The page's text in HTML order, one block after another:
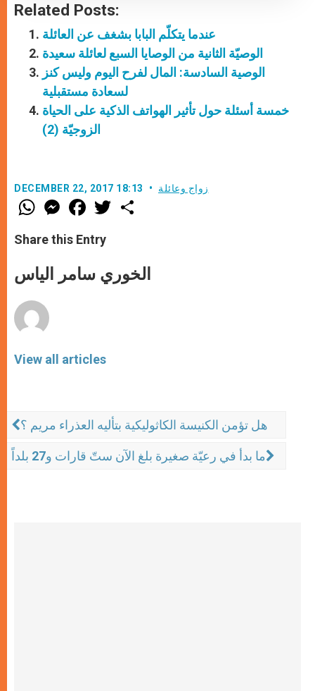
Related Posts:
عندما يتكلّم البابا بشغف عن العائلة
الوصيّة الثانية من الوصايا السبع لعائلة سعيدة
الوصية السادسة: المال لفرح اليوم وليس كنز
لسعادة مستقبلية
خمسة أسئلة حول تأثير الهواتف الذكية على الحياة
الزوجيّة (2)
DECEMBER 22, 2017 18:13 زواج وعائلة
W
h
t
s
p
p
M
e
s
e
e
F
a
e
b
o
k
T
w
Share this Entry
الخوري سامر الياس
View all articles
هل تؤمن الكنيسة الكاثوليكية بتأليه العذراء مريم ؟
ما بدأ في رعيّة صغيرة بلغ الآن ستّ قارات و27 بلداً